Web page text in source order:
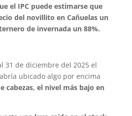
el IPC puede estimarse que
del novillito en Cañuelas un
de invernada un 88%.
31 de diciembre del 2025 el
ubicado algo por encima
cabezas, el nivel más bajo en